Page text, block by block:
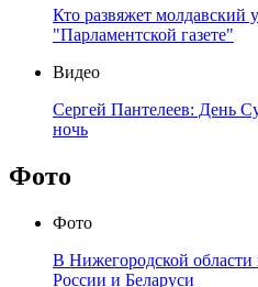
Кто развяжет молдавский
"Парламентской газете"
Видео
Сергей Пантелеев: День
ночь
Фото
Фото
В Нижегородской
России и Беларуси